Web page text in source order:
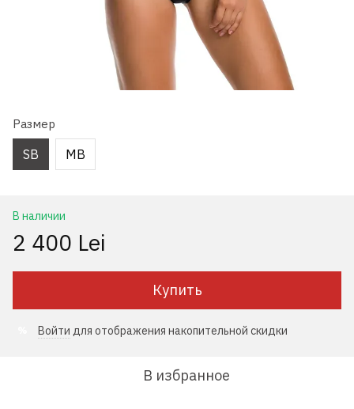
Размер
SB MB
В наличии
2 400 Lei
Купить
Войти для отображения накопительной скидки
В избранное